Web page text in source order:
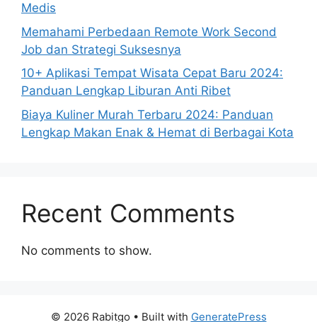
Medis
Memahami Perbedaan Remote Work Second
Job dan Strategi Suksesnya
10+ Aplikasi Tempat Wisata Cepat Baru 2024:
Panduan Lengkap Liburan Anti Ribet
Biaya Kuliner Murah Terbaru 2024: Panduan
Lengkap Makan Enak & Hemat di Berbagai Kota
Recent Comments
No comments to show.
© 2026 Rabitgo • Built with GeneratePress